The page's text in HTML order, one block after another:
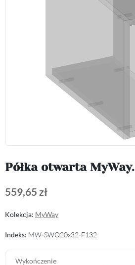
Półka otwarta MyWay.
559,65 zł
Kolekcja: MyWay
Indeks: MW-SWO20x32-F132
Wykończenie